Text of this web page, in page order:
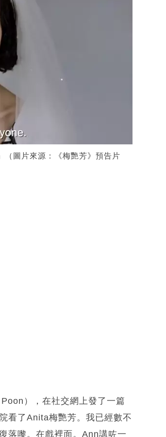
（圖片來源：《梅艷芳》預告片
），在社交網上發了一篇
看了Anita梅艷芳。我已經數不
落嚟。在戲裡面。Ann講咗一